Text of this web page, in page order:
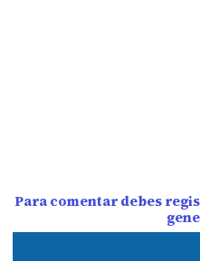
Para comentar debes